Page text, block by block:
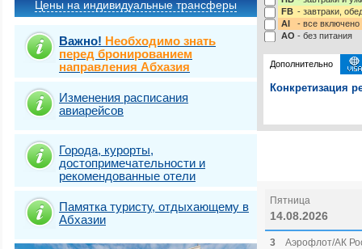
Цены на индивидуальные трансферы
Важно! Необходимо знать
перед бронированием
направления Абхазия
Изменения расписания
авиарейсов
Города, курорты,
достопримечательности и
рекомендованные отели
Памятка туристу, отдыхающему в
Абхазии
FB - завтраки,
AI
- все включено
AO - без питания
Дополнительно
Конкретизация
Пятница
14.08.2026
3
Аэрофлот/АК